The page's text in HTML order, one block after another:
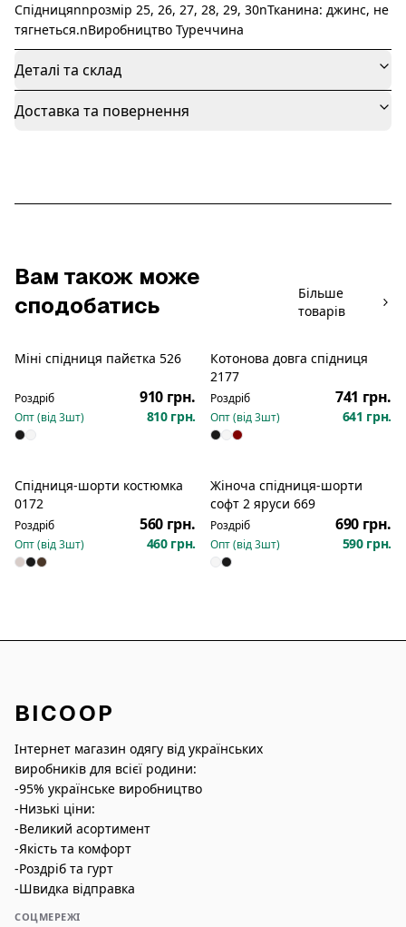
Спідницяnnрозмір 25, 26, 27, 28, 29, 30nТканина: джинс, не
тягнеться.nВиробництво Туреччина
Деталі та склад
Доставка та повернення
Вам також може
сподобатись
Більше
товарів
Новинка
Міні спідниця пайєтка 526
Роздріб 910 грн.
Опт (від3шт) 810 грн.
Новинка
Котонова довга спідниця
2177
Роздріб 741 грн.
Опт (від3шт) 641 грн.
Спідниця-шорти костюмка
0172
Роздріб 560 грн.
Опт (від3шт) 460 грн.
Жіноча спідниця-шорти
софт 2 яруси 669
Роздріб 690 грн.
Опт (від3шт) 590 грн.
BICOOP
Інтернет магазин одягу від українських
виробників для всієї родини:
-95% українське виробництво
-Низькі ціни:
-Великий асортимент
-Якість та комфорт
-Роздріб та гурт
-Швидка відправка
СОЦМЕРЕЖІ